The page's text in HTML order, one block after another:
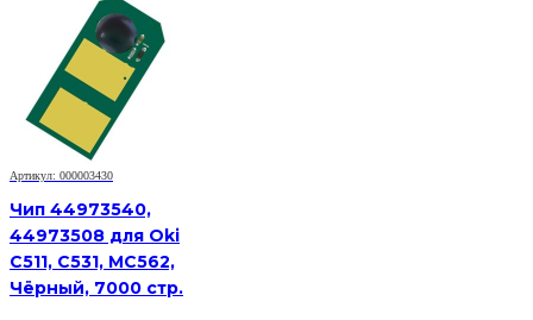
Артикул: 000003430
Чип 44973540,
44973508 для Oki
C511, C531, MC562,
Чёрный, 7000 стр.